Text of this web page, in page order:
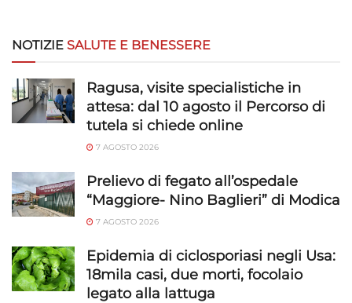
NOTIZIE SALUTE E BENESSERE
Ragusa, visite specialistiche in
attesa: dal 10 agosto il Percorso di
tutela si chiede online
7 AGOSTO 2026
Prelievo di fegato all’ospedale
“Maggiore- Nino Baglieri” di Modica
7 AGOSTO 2026
Epidemia di ciclosporiasi negli Usa:
18mila casi, due morti, focolaio
legato alla lattuga